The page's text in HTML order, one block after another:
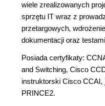
wiele zrealizowanych
sprzętu IT wraz z
przetargowych,
dokumentacji oraz
Posiada certyfikaty:
and Switching, Cisco
instruktorski Cisco
PRINCE2.